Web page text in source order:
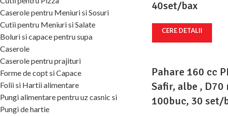
Caserole pentru Meniuri si Sosuri
Cutii pentru Meniuri si Salate
Boluri si capace pentru supa
Caserole
Caserole pentru prajituri
Forme de copt si Capace
Folii si Hartii alimentare
Pungi alimentare pentru uz casnic si
Pungi de hartie
40set/bax
CERE DETALII
Pahare 160 cc
Safir, albe , D70
100buc, 30 set/